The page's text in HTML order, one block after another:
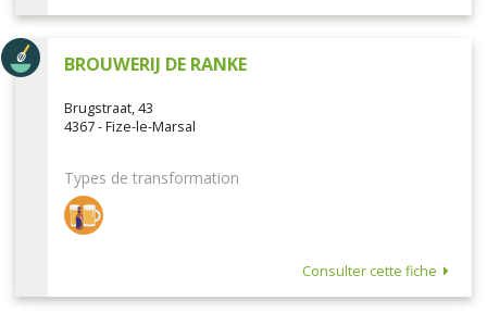
BROUWERIJ DE RANKE
Brugstraat, 43
4367 - Fize-le-Marsal
Types de transformation
Consulter cette fiche